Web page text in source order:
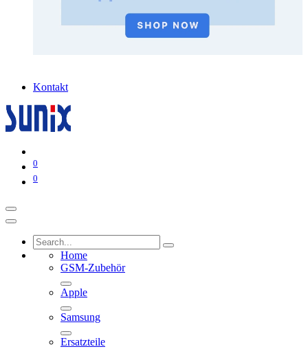
Kontakt
0
0
Home
GSM-Zubehör
Apple
Samsung
Ersatzteile